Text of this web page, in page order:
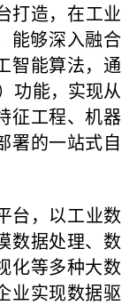
打造，在工业
能够深入融合
智能算法，通
功能，实现从
征工程、机器
署的一站式自
台，以工业数
数据处理、数
化等多种大数
业实现数据驱